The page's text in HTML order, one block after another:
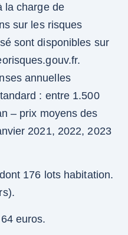
la charge de
sur les risques
sont disponibles sur
annuelles
: entre 1.500
– prix moyens des
2021, 2022, 2023
176 lots habitation.
euros.